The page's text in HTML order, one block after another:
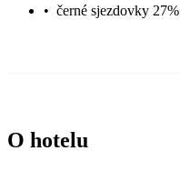
• černé sjezdovky 27%
O hotelu